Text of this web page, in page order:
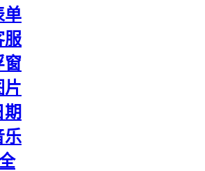
单
服
窗
片
期
乐